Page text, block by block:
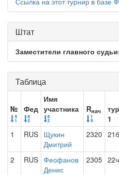
Штат
Заместители главного
Таблица
№ Фед
Имя
участника
Rнач
тур
1
1
RUS Щукин
Дмитрий
2320
2 RUS Феофанов
Денис
2305